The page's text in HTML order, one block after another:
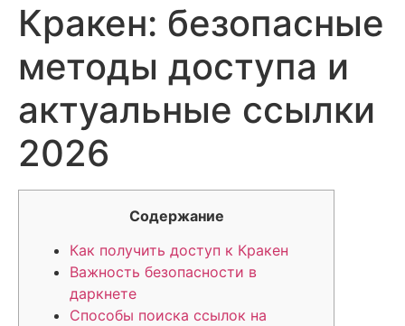
Кракен: безопасные
методы доступа и
актуальные ссылки
2026
Содержание
Как получить доступ к Кракен
Важность безопасности в
даркнете
Способы поиска ссылок на